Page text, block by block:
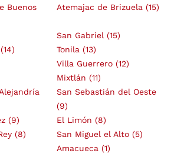
Buenos
Atemajac de Brizuela (15)
San Gabriel (15)
(14) Tonila (13)
Villa Guerrero (12)
Mixtlán (11)
San Sebastián del Oeste
(9)
(9) El Limón (8)
(8) San Miguel el Alto (5)
Amacueca (1)